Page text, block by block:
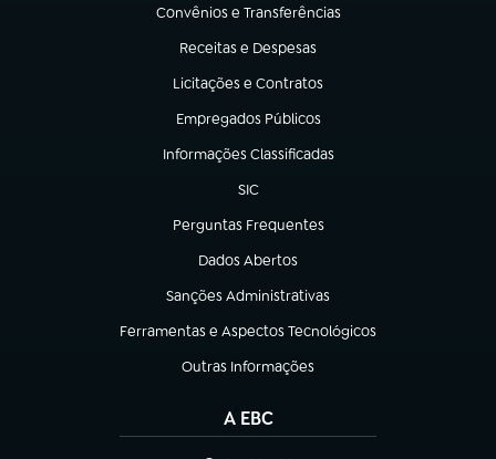
Convênios e Transferências
(abre em nova aba)
Receitas e Despesas
(abre em nova aba)
Licitações e Contratos
(abre em nova aba)
Empregados Públicos
(abre em nova aba)
Informações Classificadas
(abre em nova aba)
SIC
(abre em nova aba)
Perguntas Frequentes
(abre em nova aba)
Dados Abertos
(abre em nova aba)
Sanções Administrativas
(abre em nova aba)
Ferramentas e Aspectos Tecnológicos
(abre em nova aba)
Outras Informações
(abre em nova aba)
A EBC